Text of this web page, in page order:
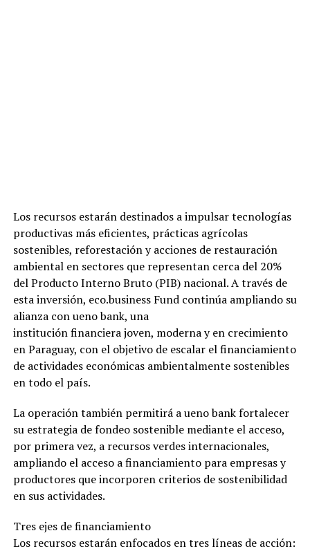
Los recursos estarán destinados a impulsar tecnologías
productivas más eficientes, prácticas agrícolas
sostenibles, reforestación y acciones de restauración
ambiental en sectores que representan cerca del 20%
del Producto Interno Bruto (PIB) nacional. A través de
esta inversión, eco.business Fund continúa ampliando su
alianza con ueno bank, una
institución financiera joven, moderna y en crecimiento
en Paraguay, con el objetivo de escalar el financiamiento
de actividades económicas ambientalmente sostenibles
en todo el país.
La operación también permitirá a ueno bank fortalecer
su estrategia de fondeo sostenible mediante el acceso,
por primera vez, a recursos verdes internacionales,
ampliando el acceso a financiamiento para empresas y
productores que incorporen criterios de sostenibilidad
en sus actividades.
Tres ejes de financiamiento
Los recursos estarán enfocados en tres líneas de acción: